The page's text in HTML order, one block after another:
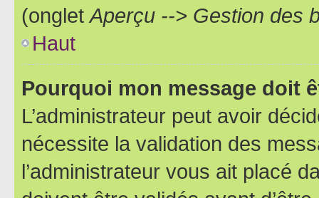
(ongletAperçu --> Gestion des
Haut
Pourquoi mon message doit
L’administrateur peut avoir
nécessite la validation des
l’administrateur vous ait placé